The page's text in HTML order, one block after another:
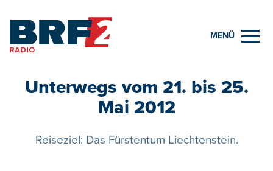
MENÜ
Unterwegs vom 21. bis 25.
Mai 2012
Reiseziel: Das Fürstentum Liechtenstein.